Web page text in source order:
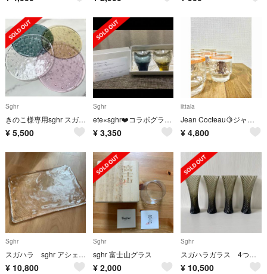
Sghr
きのこ様専用sghr スガハラ ドロップレット24cm 2枚セット
¥ 5,500
Sghr
ete×sghr❤️コラボグラス❤️
¥ 3,350
iittala
Jean Cocteau🍋ジャン・コクトー 1960s作品 ガラスタンブラー4客
¥ 4,800
Sghr
スガハラ sghr アシェット assiette 特大
¥ 10,800
Sghr
sghr 富士山グラス
¥ 2,000
Sghr
スガハラガラス 4つセット
¥ 10,500